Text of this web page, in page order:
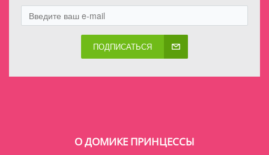
ПОДПИСАТЬСЯ
О ДОМИКЕ ПРИНЦЕССЫ